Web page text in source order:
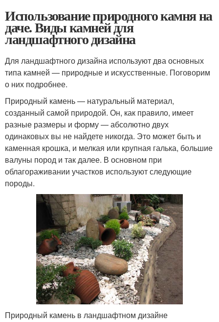
Использование природного камня на
даче. Виды камней для
ландшафтного дизайна
Для ландшафтного дизайна используют два основных
типа камней — природные и искусственные. Поговорим
о них подробнее.
Природный камень — натуральный материал,
созданный самой природой. Он, как правило, имеет
разные размеры и форму — абсолютно двух
одинаковых вы не найдете никогда. Это может быть и
каменная крошка, и мелкая или крупная галька, большие
валуны пород и так далее. В основном при
облагораживании участков используют следующие
породы.
Природный камень в ландшафтном дизайне